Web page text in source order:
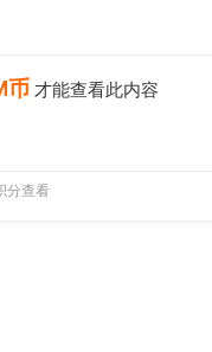
币 才能查看此内容
分查看